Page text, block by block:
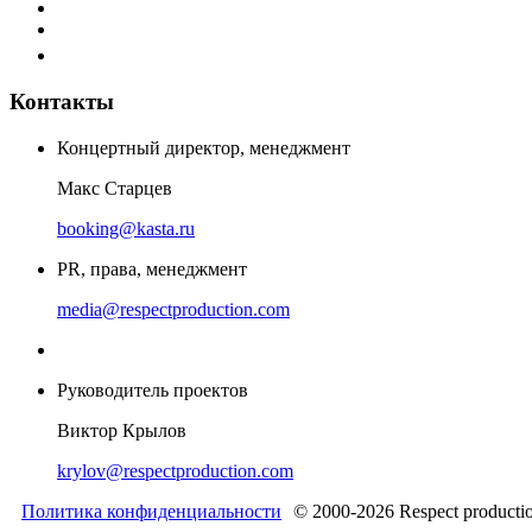
Контакты
Концертный директор, менеджмент
Макс Старцев
booking@kasta.ru
PR, права, менеджмент
media@respectproduction.com
Руководитель проектов
Виктор Крылов
krylov@respectproduction.com
Политика конфиденциальности
© 2000-2026 Respect